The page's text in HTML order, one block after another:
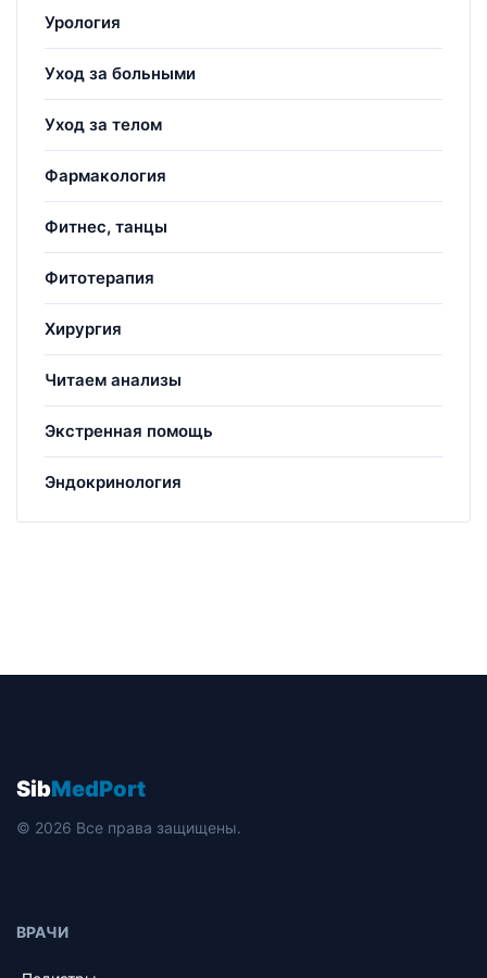
Урология
Уход за больными
Уход за телом
Фармакология
Фитнес, танцы
Фитотерапия
Хирургия
Читаем анализы
Экстренная помощь
Эндокринология
SibMedPort
© 2026 Все права защищены.
ВРАЧИ